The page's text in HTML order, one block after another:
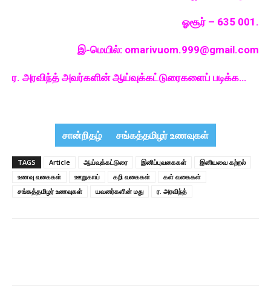
ஓசூர் – 635 001.
இ-மெயில்: omarivuom.999@gmail.com
ர. அரவிந்த் அவர்களின் ஆய்வுக்கட்டுரைகளைப் படிக்க…
சான்றிதழ் சங்கத்தமிழர் உணவுகள்
TAGS Article ஆய்வுக்கட்டுரை இனிப்புவகைகள்
இனியவை கற்றல்
உணவு வகைகள்
ஊறுகாய் கறி வகைகள்
கள் வகைகள்
சங்கத்தமிழர் உணவுகள்
யவனர்களின் மது ர. அரவிந்த்